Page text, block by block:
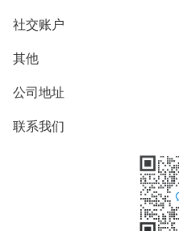
模型协同展示分享
别墅社区
别墅模板
欧式别墅
中式别墅
日式别墅
社交账户
B站
抖音
微信公众号
其他
用户服务协议
隐私政策
公司地址
上海市浦东新区东方路1215-1217号
联系我们